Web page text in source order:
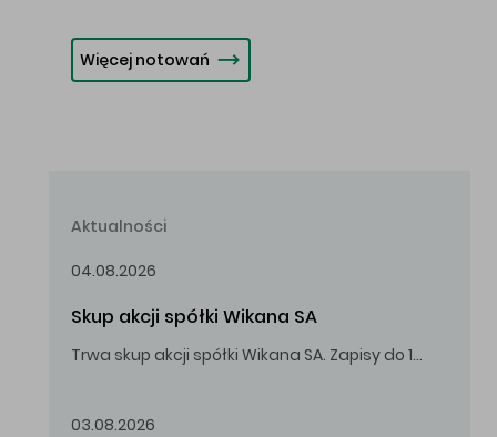
Więcej notowań
Aktualności
04.08.2026
Skup akcji spółki Wikana SA
Trwa skup akcji spółki Wikana SA. Zapisy do 14.08.2026 r. do godz. 16.00.
03.08.2026